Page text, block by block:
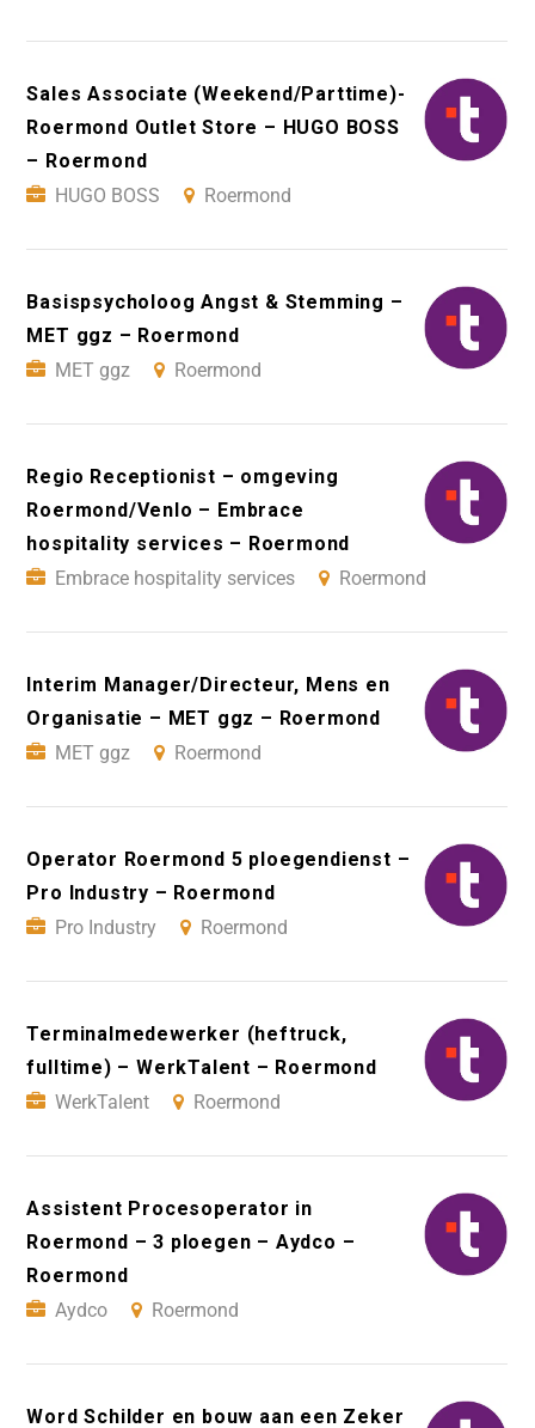
Sales Associate (Weekend/Parttime)-
Roermond Outlet Store – HUGO BOSS
– Roermond
HUGO BOSS
Roermond
Basispsycholoog Angst & Stemming –
MET ggz – Roermond
MET ggz
Roermond
Regio Receptionist – omgeving
Roermond/Venlo – Embrace
hospitality services – Roermond
Embrace hospitality services
Roermond
Interim Manager/Directeur, Mens en
Organisatie – MET ggz – Roermond
MET ggz
Roermond
Operator Roermond 5 ploegendienst –
Pro Industry – Roermond
Pro Industry
Roermond
Terminalmedewerker (heftruck,
fulltime) – WerkTalent – Roermond
WerkTalent
Roermond
Assistent Procesoperator in
Roermond – 3 ploegen – Aydco –
Roermond
Aydco
Roermond
Word Schilder en bouw aan een Zeker